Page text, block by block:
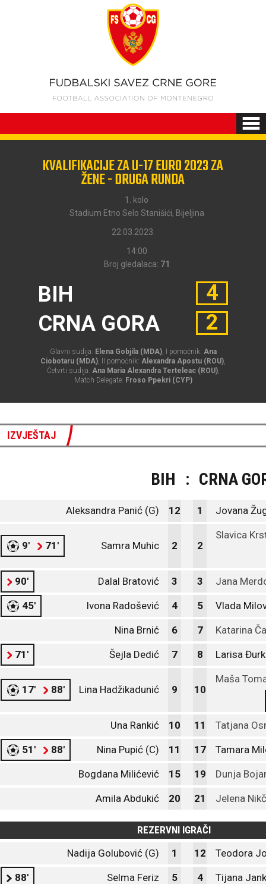
KVALIFIKACIJE ZA U-17 EURO 2023 ZA
ŽENE - DRUGA RUNDA
1. kolo
Stadium Etno Selo Stanišići, Bijeljina
22.03.2023.
14:00
Broj gledalaca: 71
BIH
CRNA GORA
4
2
Glavni sudija: Elena Gobjila (MDA), I pomoćnik: Ana
Ciobotaru (MDA), II pomoćnik: Alexandra Apostu (ROU),
Četvrti sudija: Ana Maria Alexandra Terteleac (ROU),
Match Delegate: Froso Ppekri (CYP)
IZVJEŠTAJ
BIH : CRNA
Aleksandra Panić (G) 12 1 Jovana
9' 71' Samra Muhic 2 2
Slavica
90' Dalal Bratović 3 3 Jana
45' Ivona Radošević 4 5 Vlada
Nina Brnić 6 7 Katarina
71' Šejla Dedić 7 8 Larisa
17' 88' Lina Hadžikadunić 9 10
Maša
Una Rankić 10 11 Tatjana
51' 88' Nina Pupić (C) 11 17 Tamara
Bogdana Milićević 15 19 Dunja
Amila Abdukić 20 21 Jelena
REZERVNI IGRAČI
Nadija Golubović (G)
1 12 Teodora
88' Selma Feriz 5 4 Tijana